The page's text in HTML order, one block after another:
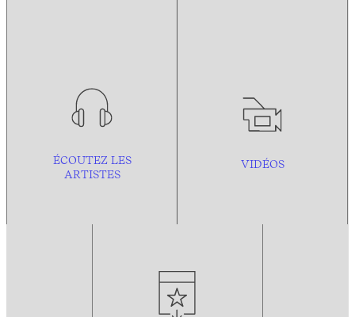
ÉCOUTEZ LES
ARTISTES
VIDÉOS